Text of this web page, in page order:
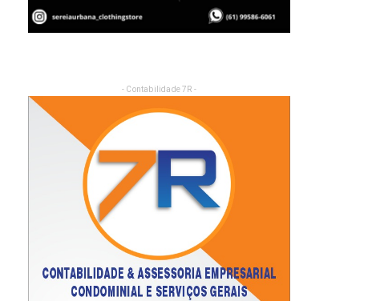
- Contabilidade 7R -